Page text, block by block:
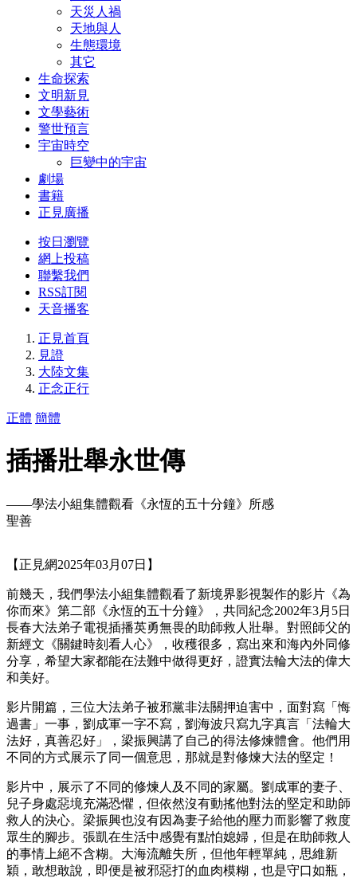
天災人禍
天地與人
生態環境
其它
生命探索
文明新見
文學藝術
警世預言
宇宙時空
巨變中的宇宙
劇場
書籍
正見廣播
按日瀏覽
網上投稿
聯繫我們
RSS訂閱
天音播客
正見首頁
見證
大陸文集
正念正行
正體 簡體
插播壯舉永世傳
——學法小組集體觀看《永恆的五十分鐘》所感
聖善
【正見網2025年03月07日】
前幾天，我們學法小組集體觀看了新境界影視製作的影片《為
你而來》第二部《永恆的五十分鐘》，共同紀念2002年3月5日
長春大法弟子電視插播英勇無畏的助師救人壯舉。對照師父的
新經文《關鍵時刻看人心》，收穫很多，寫出來和海內外同修
分享，希望大家都能在法難中做得更好，證實法輪大法的偉大
和美好。
影片開篇，三位大法弟子被邪黨非法關押迫害中，面對寫「悔
過書」一事，劉成軍一字不寫，劉海波只寫九字真言「法輪大
法好，真善忍好」，梁振興講了自己的得法修煉體會。他們用
不同的方式展示了同一個意思，那就是對修煉大法的堅定！
影片中，展示了不同的修煉人及不同的家屬。劉成軍的妻子、
兒子身處惡境充滿恐懼，但依然沒有動搖他對法的堅定和助師
救人的決心。梁振興也沒有因為妻子給他的壓力而影響了救度
眾生的腳步。張凱在生活中感覺有點怕媳婦，但是在助師救人
的事情上絕不含糊。大海流離失所，但他年輕單純，思維新
穎，敢想敢說，即便是被邪惡打的血肉模糊，也是守口如瓶，